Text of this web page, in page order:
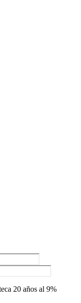
20 años al 9%